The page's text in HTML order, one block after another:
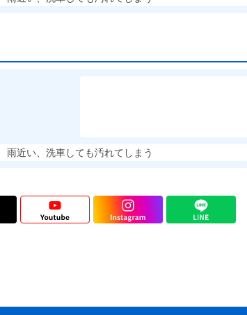
雨近い、洗車しても汚れてしまう